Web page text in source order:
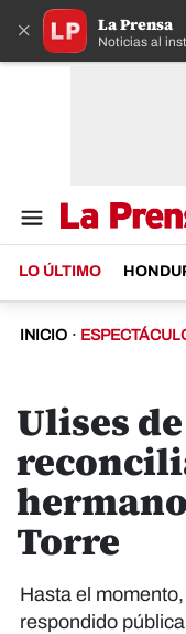
× La Prensa
Noticias al
LO ÚLTIMO
INICIO ·
Ulises
Torre
Hasta el
respondido